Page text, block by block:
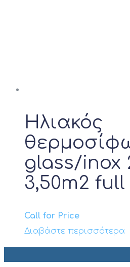
Ηλιακός
glass/inox
3,50m2
Call for Price
Διαβάστε περισσότερα